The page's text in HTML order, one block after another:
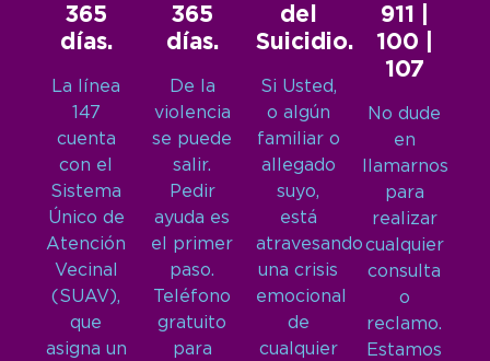
365
días.
La línea
147
cuenta
con el
Sistema
Único de
Atención
Vecinal
(SUAV),
que
asigna un
365
días.
De la
violencia
se puede
salir.
Pedir
ayuda es
el primer
paso.
Teléfono
gratuito
para
del
Suicidio.
Si Usted,
o algún
familiar o
allegado
suyo,
está
atravesando
una crisis
emocional
de
cualquier
911 |
100 |
107
No dude
en
llamarnos
para
realizar
cualquier
consulta
o
reclamo.
Estamos